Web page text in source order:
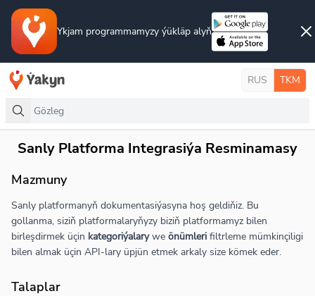
Ykjam programmamyzy ýükläp alyň
RUS TKM
Sanly Platforma Integrasiýa Resminamasy
Mazmuny
Sanly platformanyň dokumentasiýasyna hoş geldiňiz. Bu
gollanma, siziň platformalaryňyzy biziň platformamyz bilen
birleşdirmek üçin kategoriýalarywe önümleri filtrleme mümkinçiligi
bilen almak üçin API-lary üpjün etmek arkaly size kömek eder.
Talaplar